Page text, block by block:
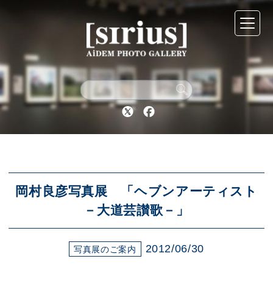
Twitter Facebook
岡村良彦写真展 「ヘブンアーティスト
－大道芸讃歌－」
写真展のご案内 2012/06/30
シリウスについて
展示スケジュール
アクセス
ブログ